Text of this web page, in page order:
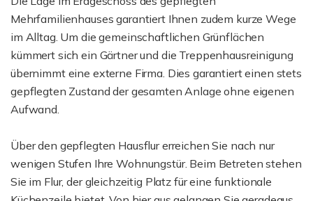
Mehrfamilienhauses garantiert Ihnen zudem kurze Wege
im Alltag. Um die gemeinschaftlichen Grünflächen
kümmert sich ein Gärtner und die Treppenhausreinigung
übernimmt eine externe Firma. Dies garantiert einen stets
gepflegten Zustand der gesamten Anlage ohne eigenen
Aufwand.
Über den gepflegten Hausflur erreichen Sie nach nur
wenigen Stufen Ihre Wohnungstür. Beim Betreten stehen
Sie im Flur, der gleichzeitig Platz für eine funktionale